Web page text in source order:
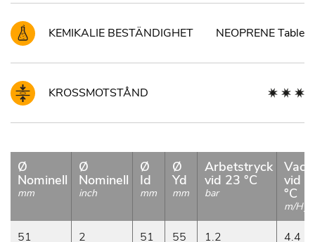
KEMIKALIE BESTÄNDIGHET NEOPRENE Table
KROSSMOTSTÅND
Ø
Nominell
mm
Ø
Nominell
inch
Ø
Id
mm
Ø
Yd
mm
Arbetstryck
vid 23 °C
bar
vid
°C
m/H2
51 2 51 55 1.2 4.4